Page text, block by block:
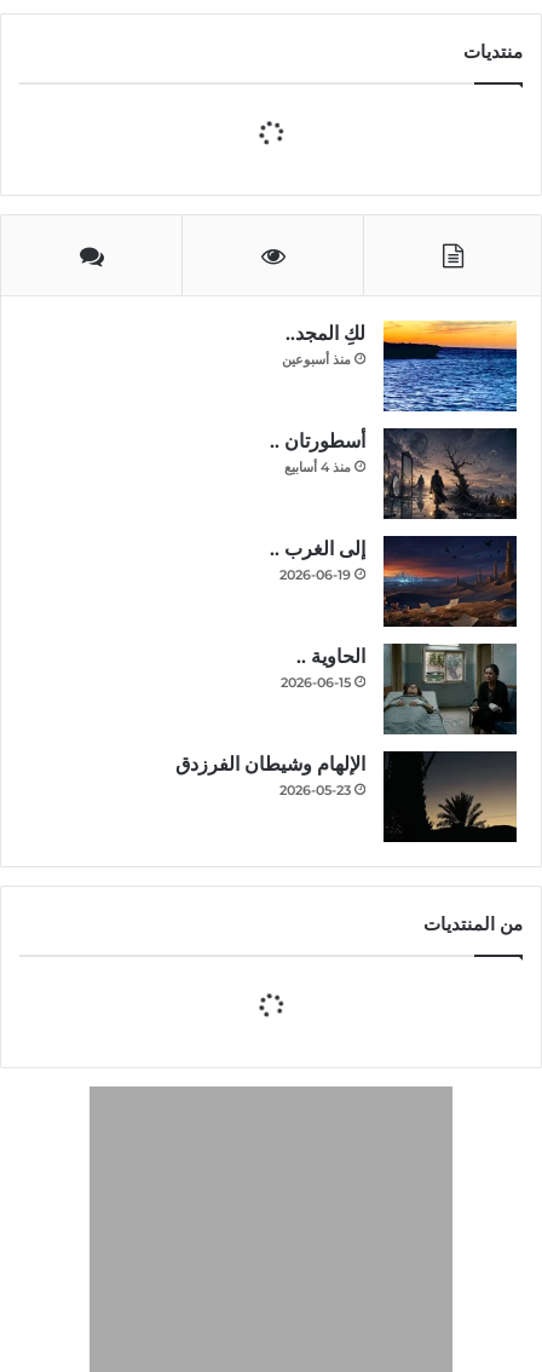
منتديات
لكِ المجد..
منذ أسبوعين
أسطورتان ..
منذ 4 أسابيع
إلى الغرب ..
2026-06-19
الحاوية ..
2026-06-15
الإلهام وشيطان الفرزدق
2026-05-23
من المنتديات